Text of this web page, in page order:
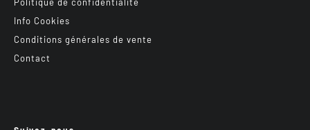
Info Cookies
Conditions générales de vente
Contact